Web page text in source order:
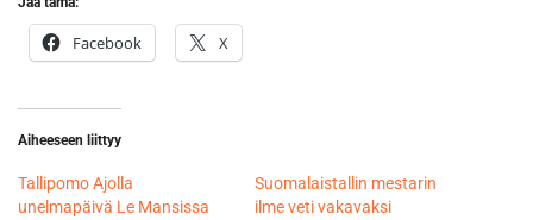
Facebook X
Aiheeseen liittyy
Tallipomo Ajolla
unelmapäivä Le Mansissa
Suomalaistallin mestarin
ilme veti vakavaksi